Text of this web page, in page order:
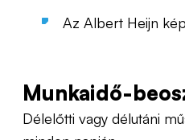
Az Albert Heijn
Munkaidő-
Délelőtti vagy délutáni